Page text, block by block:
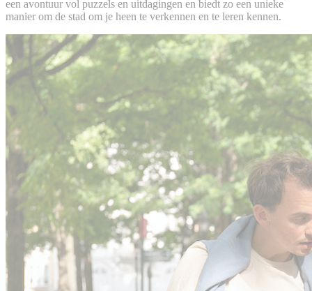
een avontuur vol puzzels en uitdagingen en biedt zo een unieke
manier om de stad om je heen te verkennen en te leren kennen.